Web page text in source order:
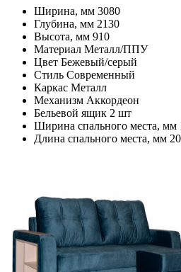
Ширина, мм 3080
Глубина, мм 2130
Высота, мм 910
Материал Металл/ППУ
Цвет Бежевый/серый
Стиль Современный
Каркас Металл
Механизм Аккордеон
Бельевой ящик 2 шт
Ширина спального места, мм
Длина спального места, мм